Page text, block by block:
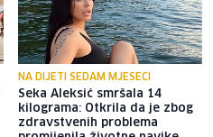
NA DIJETI SEDAM MJESECI
Seka Aleksić smršala 14
kilograma: Otkrila da je zbog
zdravstvenih problema